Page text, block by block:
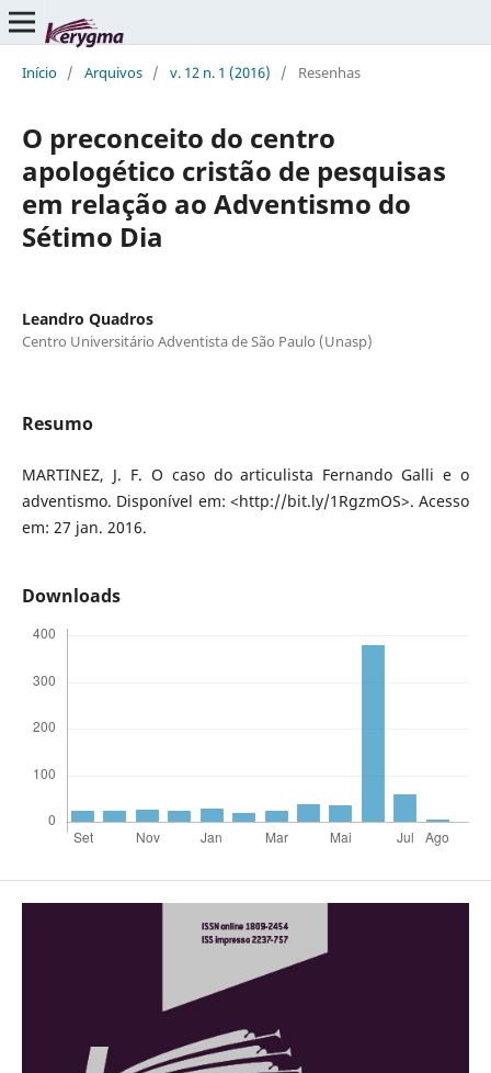
Início / Arquivos / v. 12 n. 1 (2016) / Resenhas
O preconceito do centro
apologético cristão de pesquisas
em relação ao Adventismo do
Sétimo Dia
Leandro Quadros
Centro Universitário Adventista de São Paulo (Unasp)
Resumo
MARTINEZ, J. F. O caso do articulista Fernando Galli e o
adventismo. Disponível em: <http://bit.ly/1RgzmOS>. Acesso
em: 27 jan. 2016.
Downloads